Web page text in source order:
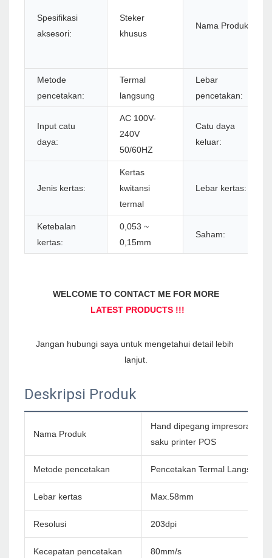
Spesifikasi
aksesori:
Steker
khusus
Nama Produk:
Metode
pencetakan:
Termal
langsung
Lebar
pencetakan:
Input catu
daya:
AC 100V-
240V
50/60HZ
Catu daya
keluar:
Jenis kertas:
Kertas
kwitansi
termal
Lebar kertas:
Ketebalan
kertas:
0,053 ~
0,15mm
Saham:
Jangan hubungi saya untuk mengetahui detail lebih
Deskripsi Produk
Nama Produk
Hand dipegang impresora
saku printer POS
Metode pencetakan Pencetakan Termal Langsung
Lebar kertas Max.58mm
Resolusi 203dpi
Kecepatan pencetakan 80mm/s